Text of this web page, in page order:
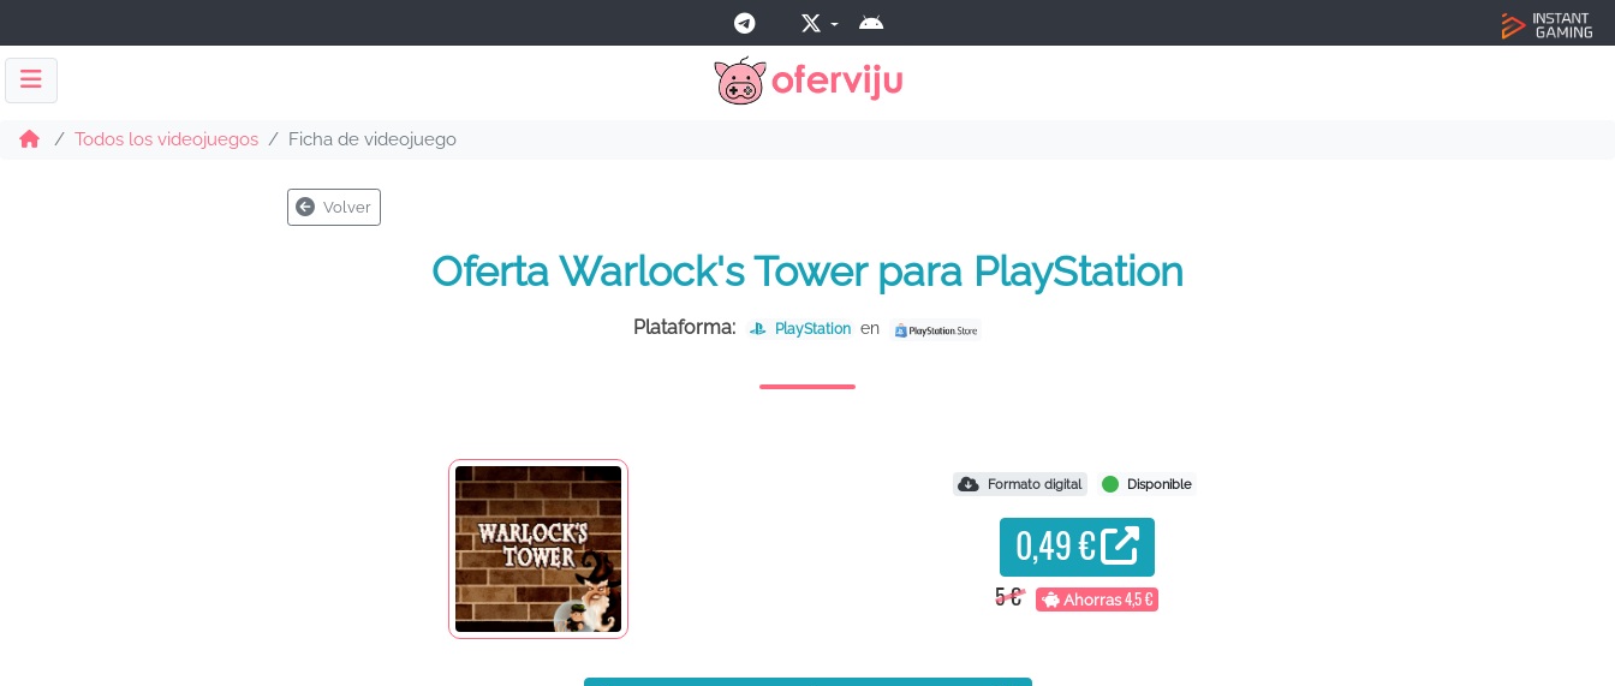
Todos los videojuegos Ficha de videojuego
Volver
Oferta Warlock's Tower para PlayStation
Plataforma: PlayStation en
Formato digital Disponible
0,49 €
5 € Ahorras4,5 €